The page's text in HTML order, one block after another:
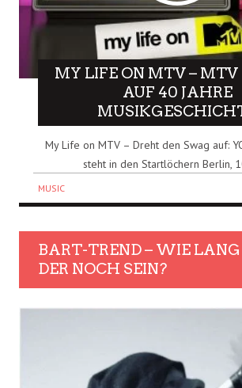
MY LIFE ON MTV –
AUF 40 JAHRE
My Life on MTV – Dreht den Swag auf:
steht in den Startlöchern Berlin,
MUSIC
BART-TREND – WIE
DER NOCH SEIN?